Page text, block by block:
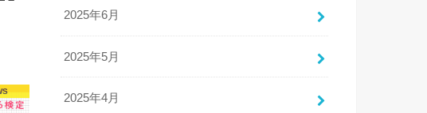
2025年6月
2025年5月
2025年4月